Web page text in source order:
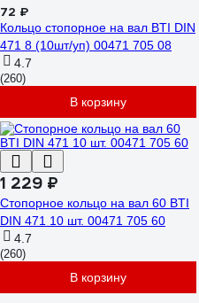
72 ₽
Кольцо стопорное на вал BTI DIN
471 8 (10шт/уп) 00471 705 08
4.7
(260)
В корзину
1 229 ₽
Стопорное кольцо на вал 60 BTI
DIN 471 10 шт. 00471 705 60
4.7
(260)
В корзину